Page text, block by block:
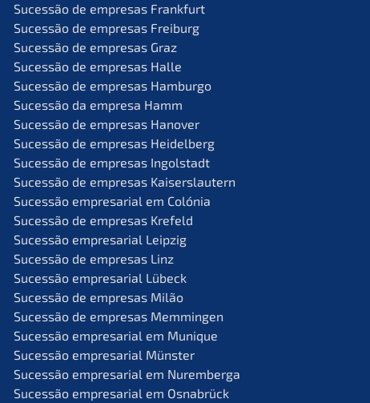
Suces­são de empre­sas Frankfurt
Suces­são de empre­sas Freiburg
Suces­são de empre­sas Graz
Suces­são de empre­sas Halle
Suces­são de empre­sas Hamburgo
Suces­são da empre­sa Hamm
Suces­são de empre­sas Hanover
Suces­são de empre­sas Heidelberg
Suces­são de empre­sas Ingolstadt
Suces­são de empre­sas Kaiserslautern
Suces­são empre­sa­ri­al em Colónia
Suces­são de empre­sas Krefeld
Suces­são empre­sa­ri­al Leipzig
Suces­são de empre­sas Linz
Suces­são empre­sa­ri­al Lübeck
Suces­são de empre­sas Milão
Suces­são de empre­sas Memmingen
Suces­são empre­sa­ri­al em Munique
Suces­são empre­sa­ri­al Münster
Suces­são empre­sa­ri­al em Nuremberga
Suces­são empre­sa­ri­al em Osnabrück